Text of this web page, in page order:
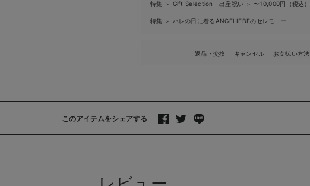
特集 ＞ Gift Selection 出産祝い ＞ 〜10,000円（税込）
特集 ＞ ハレの日に着るANGELIEBEのセレモニー
返品・交換 キャンセル お支払い方法
このアイテムをシェアする >